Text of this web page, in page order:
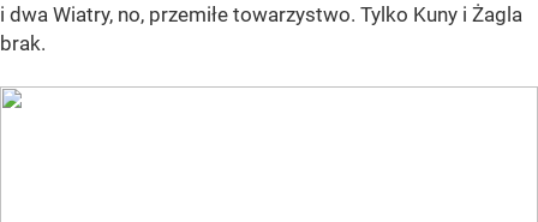
i dwa Wiatry, no, przemiłe towarzystwo. Tylko Kuny i Żagla
brak.